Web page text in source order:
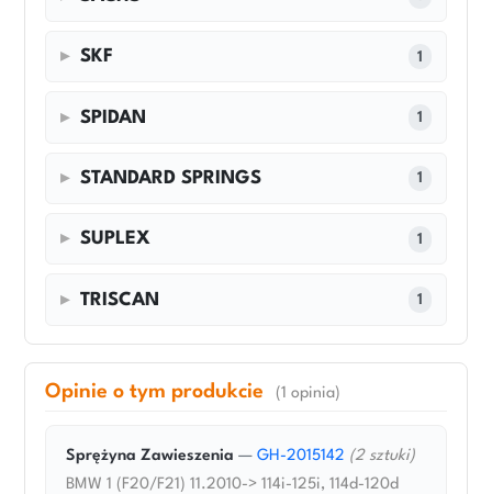
SKF 1
SPIDAN 1
STANDARD SPRINGS 1
SUPLEX 1
TRISCAN 1
Opinie o tym produkcie (1 opinia)
Sprężyna Zawieszenia —GH-2015142 (2 sztuki)
BMW 1 (F20/F21) 11.2010-> 114i-125i, 114d-120d